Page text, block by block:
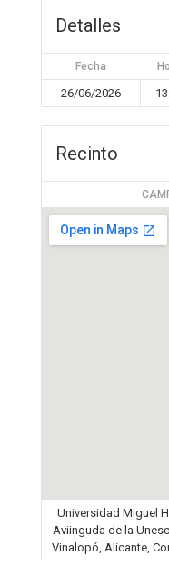
Detalles
Fecha
26/06/2026
Recinto
Universidad Miguel
Aviinguda de la
Vinalopó, Alicante,